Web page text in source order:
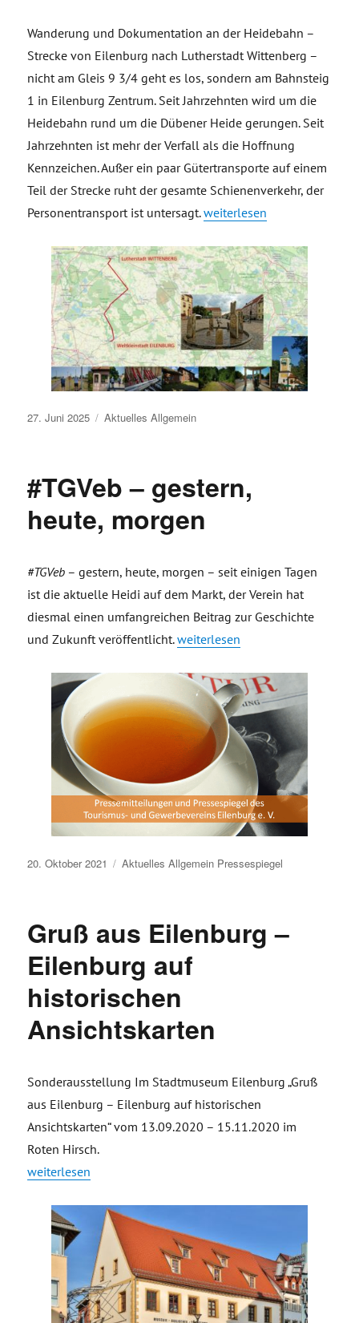
Wanderung und Dokumentation an der Heidebahn –
Strecke von Eilenburg nach Lutherstadt Wittenberg –
nicht am Gleis 9 3/4 geht es los, sondern am Bahnsteig
1 in Eilenburg Zentrum. Seit Jahrzehnten wird um die
Heidebahn rund um die Dübener Heide gerungen. Seit
Jahrzehnten ist mehr der Verfall als die Hoffnung
Kennzeichen. Außer ein paar Gütertransporte auf einem
Teil der Strecke ruht der gesamte Schienenverkehr, der
Personentransport ist untersagt.„Heidebahn – Strecke von
weiterlesen
Veröffentlicht
27. Juni 2025 Aktuelles Allgemein
#TGVeb – gestern,
heute, morgen
#TGVeb – gestern, heute, morgen – seit einigen Tagen
ist die aktuelle Heidi auf dem Markt, der Verein hat
diesmal einen umfangreichen Beitrag zur Geschichte
und Zukunft veröffentlicht.„#TGVeb – gestern, heute,
weiterlesen
Veröffentlicht
20. Oktober 2021 Aktuelles Allgemein Pressespiegel
Gruß aus Eilenburg –
Eilenburg auf
historischen
Ansichtskarten
Sonderausstellung Im Stadtmuseum Eilenburg „Gruß
aus Eilenburg – Eilenburg auf historischen
Ansichtskarten“ vom 13.09.2020 – 15.11.2020 im
Roten Hirsch.
„Gruß aus Eilenburg – Eilenburg auf historischen
weiterlesen